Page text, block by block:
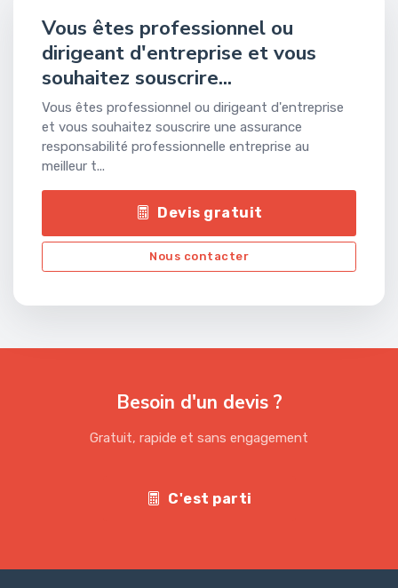
Vous êtes professionnel ou
dirigeant d'entreprise et vous
souhaitez souscrire...
Vous êtes professionnel ou dirigeant d'entreprise
et vous souhaitez souscrire une assurance
responsabilité professionnelle entreprise au
meilleur t...
Devis gratuit
Nous contacter
Besoin d'un devis ?
Gratuit, rapide et sans engagement
C'est parti